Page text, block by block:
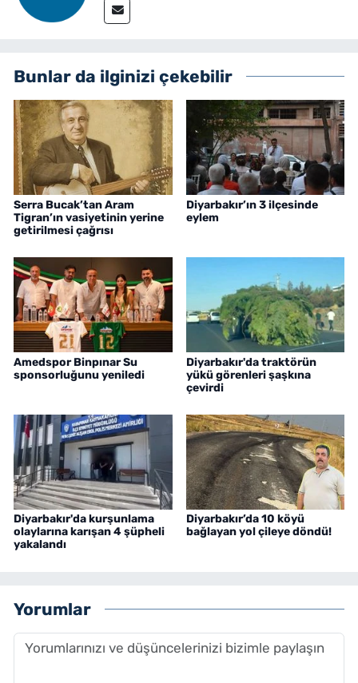
Bunlar da ilginizi çekebilir
Serra Bucak’tan Aram
Tigran’ın vasiyetinin yerine
getirilmesi çağrısı
Diyarbakır’ın 3 ilçesinde
eylem
Amedspor Binpınar Su
sponsorluğunu yeniledi
Diyarbakır'da traktörün
yükü görenleri şaşkına
çevirdi
Diyarbakır'da kurşunlama
olaylarına karışan 4 şüpheli
yakalandı
Diyarbakır’da 10 köyü
bağlayan yol çileye döndü!
Yorumlar